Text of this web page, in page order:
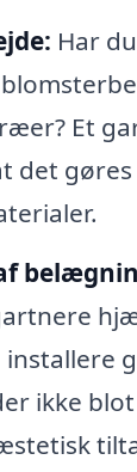
Har
Et
det
installere
ikke